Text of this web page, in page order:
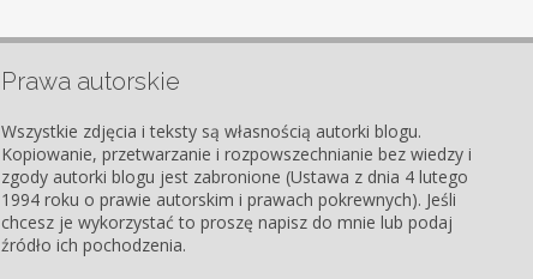
Prawa autorskie
Wszystkie zdjęcia i teksty są własnością autorki blogu.
Kopiowanie, przetwarzanie i rozpowszechnianie bez wiedzy i
zgody autorki blogu jest zabronione (Ustawa z dnia 4 lutego
1994 roku o prawie autorskim i prawach pokrewnych). Jeśli
chcesz je wykorzystać to proszę napisz do mnie lub podaj
źródło ich pochodzenia.